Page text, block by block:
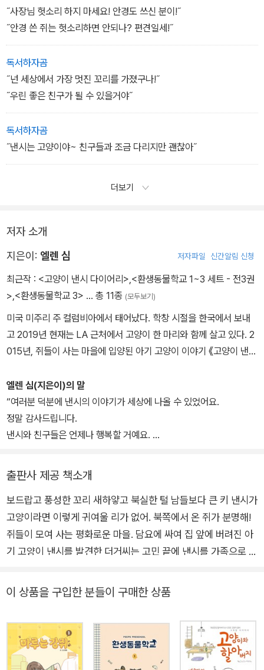
˝사장님 헛소리 하지 마세요! 안경도 쓰신 분이!˝
˝안경 쓴 쥐는 헛소리하면 안되나? 편견일세!˝
독서하자곰
˝넌 세상에서 가장 멋진 꼬리를 가졌구나!˝
˝우린 좋은 친구가 될 수 있을거야˝
독서하자곰
˝낸시는 고양이야~ 친구들과 조금 다리지만 괜찮아˝
더보기
저자 소개
지은이: 엘렌 심 저자파일 신간알림 신청
최근작 : <고양이 낸시 다이어리>,<환생동물학교 1~3 세트 - 전3권
>,<환생동물학교 3> … 총 11종 (모두보기)
미국 미주리 주 컬럼비아에서 태어났다. 학창 시절을 한국에서 보내
고 2019년 현재는 LA 근처에서 고양이 한 마리와 함께 살고 있다. 2
015년, 쥐들이 사는 마을에 입양된 아기 고양이 이야기 《고양이 낸
@ emrfkawnl
엘렌 심(지은이)의 말
“여러분 덕분에 낸시의 이야기가 세상에 나올 수 있었어요.
정말 감사드립니다.
낸시와 친구들은 언제나 행복할 거예요.
출판사 제공 책소개
보드랍고 풍성한 꼬리 새하얗고 북실한 털 남들보다 큰 키 낸시가
고양이라면 이렇게 귀여울 리가 없어. 북쪽에서 온 쥐가 분명해!
쥐들이 모여 사는 평화로운 마을. 담요에 싸여 집 앞에 버려진 아
기 고양이 낸시를 발견한 더거씨는 고민 끝에 낸시를 가족으로 받
주 특별한 이야기, 트위터에 공개한 작은 그림들로 폭발적인 사랑
본 머리핀을 좋아하고, 공놀이보다 공주님놀이를 더 좋아하는 섬
세한 고양이 낸시와 언제까지나 여동생을 지켜주고 싶은 든든한
오빠 지미 그리고 개성 넘치고 마음씨 고운 학교 친구들. 고양이
이 상품을 구입한 분들이 구매한 상품